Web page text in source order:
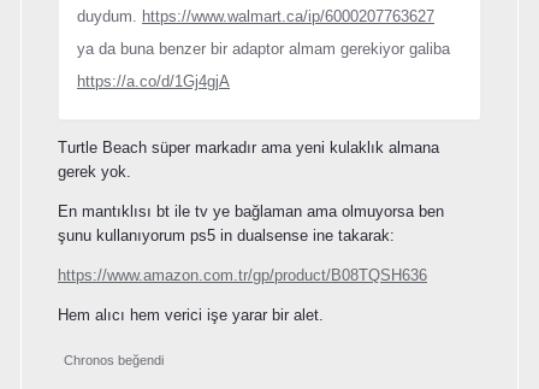
duydum. https://www.walmart.ca/ip/6000207763627
ya da buna benzer bir adaptor almam gerekiyor galiba
https://a.co/d/1Gj4gjA
Turtle Beach süper markadır ama yeni kulaklık almana
gerek yok.
En mantıklısı bt ile tv ye bağlaman ama olmuyorsa ben
şunu kullanıyorum ps5 in dualsense ine takarak:
https://www.amazon.com.tr/gp/product/B08TQSH636
Hem alıcı hem verici işe yarar bir alet.
Chronos beğendi